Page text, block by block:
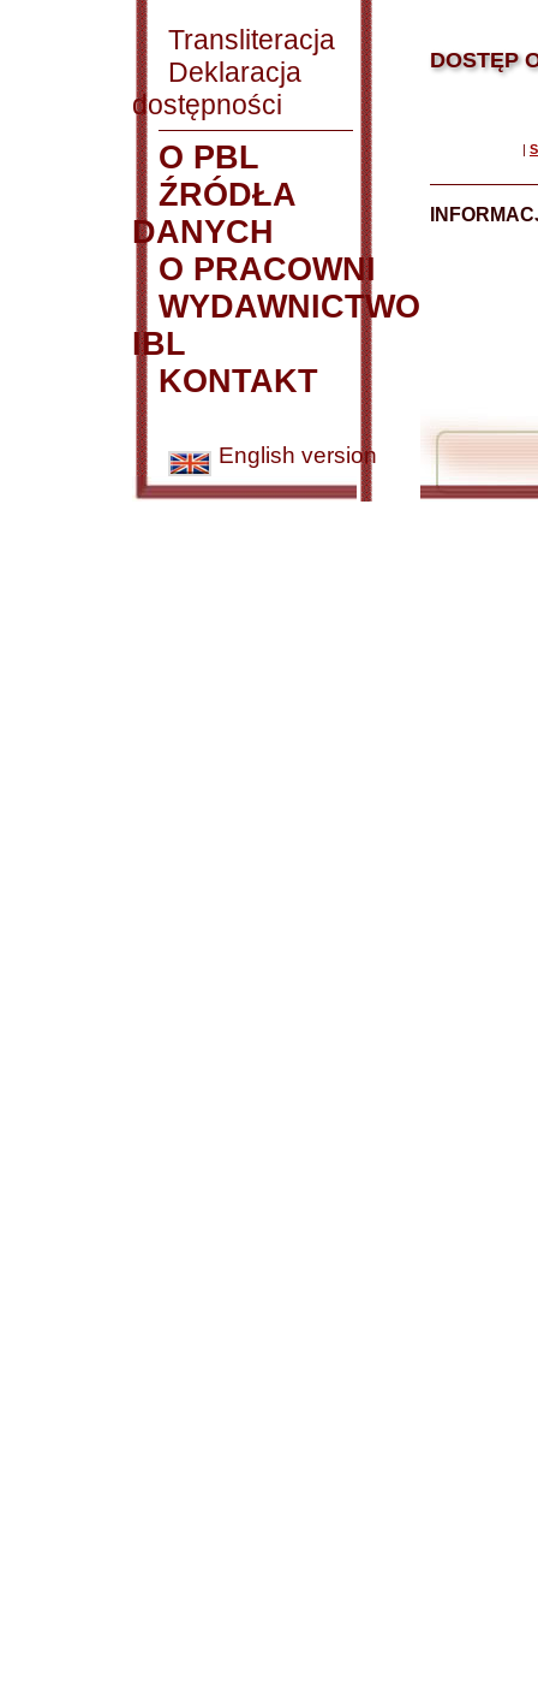
Transliteracja
Deklaracja
dostępności
O PBL
ŹRÓDŁA
DANYCH
O PRACOWNI
WYDAWNICTWO
IBL
KONTAKT
English version
DOSTĘP
|